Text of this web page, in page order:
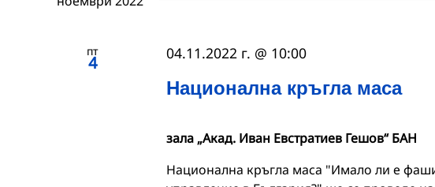
пт
4
Национална кръгла маса
04.11.2022 г. @ 10:00
зала „Акад. Иван Евстратиев Гешов“ БАН
Национална кръгла маса "Имало ли е